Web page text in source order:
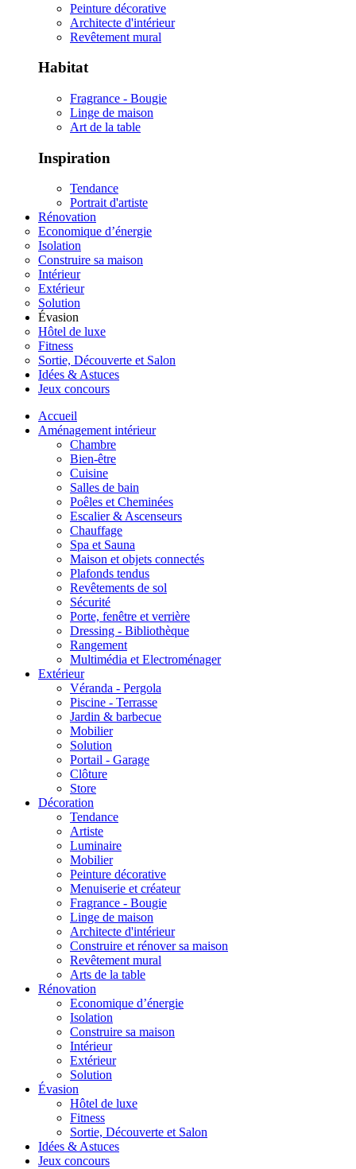
Peinture décorative
Architecte d'intérieur
Revêtement mural
Habitat
Fragrance - Bougie
Linge de maison
Art de la table
Inspiration
Tendance
Portrait d'artiste
Rénovation
Economique d’énergie
Isolation
Construire sa maison
Intérieur
Extérieur
Solution
Évasion
Hôtel de luxe
Fitness
Sortie, Découverte et Salon
Idées & Astuces
Jeux concours
Accueil
Aménagement intérieur
Chambre
Bien-être
Cuisine
Salles de bain
Poêles et Cheminées
Escalier & Ascenseurs
Chauffage
Spa et Sauna
Maison et objets connectés
Plafonds tendus
Revêtements de sol
Sécurité
Porte, fenêtre et verrière
Dressing - Bibliothèque
Rangement
Multimédia et Electroménager
Extérieur
Véranda - Pergola
Piscine - Terrasse
Jardin & barbecue
Mobilier
Solution
Portail - Garage
Clôture
Store
Décoration
Tendance
Artiste
Luminaire
Mobilier
Peinture décorative
Menuiserie et créateur
Fragrance - Bougie
Linge de maison
Architecte d'intérieur
Construire et rénover sa maison
Revêtement mural
Arts de la table
Rénovation
Economique d’énergie
Isolation
Construire sa maison
Intérieur
Extérieur
Solution
Évasion
Hôtel de luxe
Fitness
Sortie, Découverte et Salon
Idées & Astuces
Jeux concours